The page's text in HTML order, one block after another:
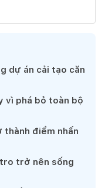
dự án cải tạo căn
vì phá bỏ toàn bộ
thành điểm nhấn
trở nên sống